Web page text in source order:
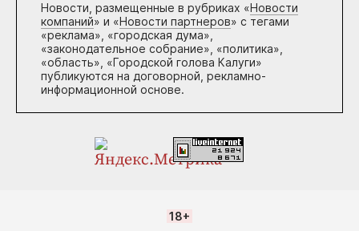
Новости, размещенные в рубриках «Новости
компаний» и «Новости партнеров» с тегами
«реклама», «городская дума»,
«законодательное собрание», «политика»,
«область», «Городской голова Калуги»
публикуются на договорной, рекламно-
информационной основе.
18+